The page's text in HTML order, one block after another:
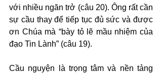
với nhiều ngăn trở (câu 20). Ông rất cần
sự cầu thay để tiếp tục đủ sức và được
ơn Chúa mà “bày tỏ lẽ mầu nhiệm của
đạo Tin Lành” (câu 19).
Cầu nguyện là trọng tâm và nền tảng